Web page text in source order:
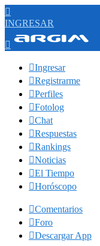

INGRESAR

Ingresar
Registrarme
Perfiles
Fotolog
Chat
Respuestas
Rankings
Noticias
El Tiempo
Horóscopo
Comentarios
Foro
Descargar App